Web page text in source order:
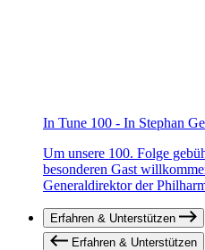
In Tune 100 - In Stephan
Um unsere 100. Folge
besonderen Gast
Generaldirektor der
Erfahren & Unterstützen
Erfahren & Unterstützen